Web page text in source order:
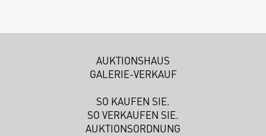
AUKTIONSHAUS
GALERIE-VERKAUF
SO KAUFEN SIE.
SO VERKAUFEN SIE.
AUKTIONSORDNUNG